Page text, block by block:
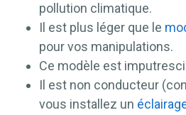
pollution climatique.
Il est plus léger que le
pour vos manipulations.
Ce modèle est
Il est non conducteur
vous installez un